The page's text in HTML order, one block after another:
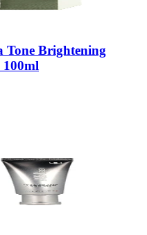
Tone Brightening
100ml